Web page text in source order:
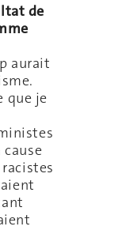
de
aurait
que je